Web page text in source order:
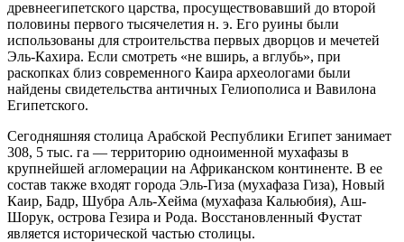
древнеегипетского царства, просуществовавший до второй
половины первого тысячелетия н. э. Его руины были
использованы для строительства первых дворцов и мечетей
Эль-Кахира. Если смотреть «не вширь, а вглубь», при
раскопках близ современного Каира археологами были
найдены свидетельства античных Гелиополиса и Вавилона
Египетского.
Сегодняшняя столица Арабской Республики Египет занимает
308, 5 тыс. га — территорию одноименной мухафазы в
крупнейшей агломерации на Африканском континенте. В ее
состав также входят города Эль-Гиза (мухафаза Гиза), Новый
Каир, Бадр, Шубра Аль-Хейма (мухафаза Кальюбия), Аш-
Шорук, острова Гезира и Рода. Восстановленный Фустат
является исторической частью столицы.